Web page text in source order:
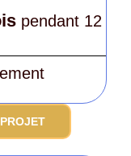
pendant 12